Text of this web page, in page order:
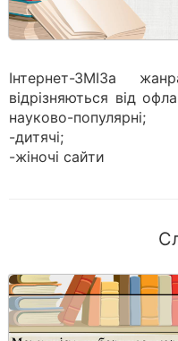
Інтернет-ЗМІЗа
відрізняються від
науково-популярні;
-дитячі;
-жіночі сайти